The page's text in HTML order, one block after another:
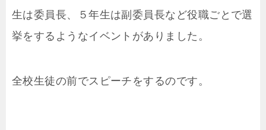
生は委員長、５年生は副委員長など役職ごとで選
挙をするようなイベントがありました。
全校生徒の前でスピーチをするのです。